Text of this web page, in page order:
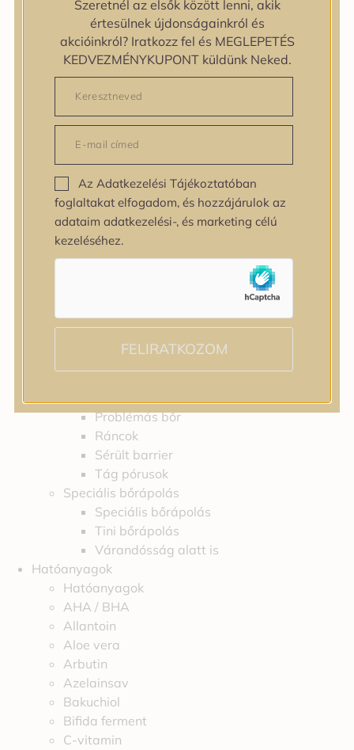
zipiderm
Bőrállapot
Bőrállapot
Bőrtípus
Bőrtípus
Kombinált
Száraz
Zsíros
Bőrprobléma
Bőrprobléma
Bőrpír
Dehidratált bőr
Érzékeny bőr
Fakóság
Problémás bőr
Ráncok
Sérült barrier
Tág pórusok
Speciális bőrápolás
Speciális bőrápolás
Tini bőrápolás
Várandósság alatt is
Hatóanyagok
Hatóanyagok
AHA / BHA
Allantoin
Aloe vera
Arbutin
Azelainsav
Bakuchiol
Bifida ferment
C-vitamin
Szeretnél az elsők között lenni, akik
értesülnek újdonságainkról és
akcióinkról? Iratkozz fel és MEGLEPETÉS
KEDVEZMÉNYKUPONT küldünk Neked.
Az Adatkezelési Tájékoztatóban
foglaltakat elfogadom, és hozzájárulok az
adataim adatkezelési-, és marketing célú
kezeléséhez.
FELIRATKOZOM